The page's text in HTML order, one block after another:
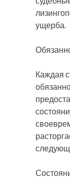
ущерба.
Каждая